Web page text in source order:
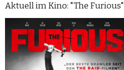
Aktuell im Kino: "The Furious"